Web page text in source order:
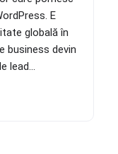
E
globală în
business devin